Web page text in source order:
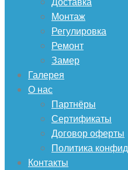
Монтаж
Регулировка
Ремонт
Замер
Галерея
О нас
Партнёры
Сертификаты
Договор оферты
Политика
Контакты